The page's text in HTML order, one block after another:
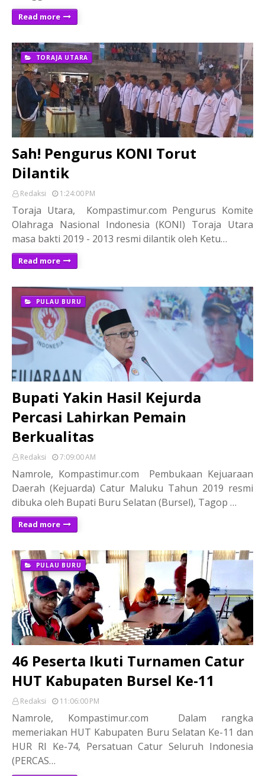
Read more
TORAJA UTARA
Sah! Pengurus KONI Torut
Dilantik
Redaksi 1:24:00 PM
Toraja Utara, Kompastimur.com Pengurus Komite
Olahraga Nasional Indonesia (KONI) Toraja Utara
masa bakti 2019 - 2013 resmi dilantik oleh Ketu…
Read more
PULAU BURU
Bupati Yakin Hasil Kejurda
Percasi Lahirkan Pemain
Berkualitas
Redaksi 7:09:00 AM
Namrole, Kompastimur.com Pembukaan Kejuaraan
Daerah (Kejuarda) Catur Maluku Tahun 2019 resmi
dibuka oleh Bupati Buru Selatan (Bursel), Tagop …
Read more
PULAU BURU
46 Peserta Ikuti Turnamen Catur
HUT Kabupaten Bursel Ke-11
Redaksi 11:06:00 PM
Namrole, Kompastimur.com Dalam rangka
memeriakan HUT Kabupaten Buru Selatan Ke-11 dan
HUR RI Ke-74, Persatuan Catur Seluruh Indonesia
(PERCAS…